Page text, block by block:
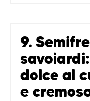
9.
dolce al
e